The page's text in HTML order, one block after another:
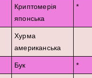
Криптомерія
японська
*
Хурма
американська
Бук *